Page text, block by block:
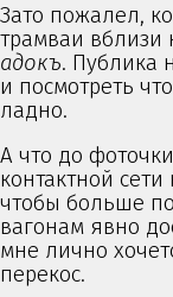
Зато пожалел,
трамваи вблизи
адокъ. Публика
и посмотреть
ладно.
А что до
контактной
чтобы больше
вагонам явно
мне лично
перекос.